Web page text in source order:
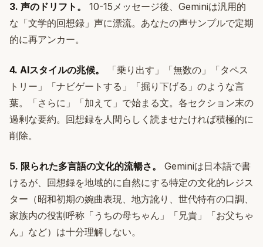
3. 声のドリフト。
10-15メッセージ後、Geminiは汎用的
な「文学的回想録」声に漂流。あなたの声サンプルで定期
的に再アンカー。
4. AIスタイルの兆候。
「乗り出す」「無数の」「タペス
トリー」「ナビゲートする」「掘り下げる」のような言
葉。「さらに」「加えて」で始まる文。各セクション末の
過剰な要約。回想録を人間らしく読ませたければ積極的に
削除。
5. 限られた多言語の文化的流暢さ。
Geminiは日本語で書
けるが、回想録を地域的に自然にする特定の文化的レジス
ター（昭和初期の婉曲表現、地方訛り、世代特有の口調、
家族内の役割呼称「うちの母ちゃん」「兄貴」「お父ちゃ
ん」など）は十分理解しない。